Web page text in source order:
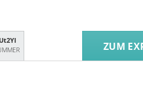
ZUM